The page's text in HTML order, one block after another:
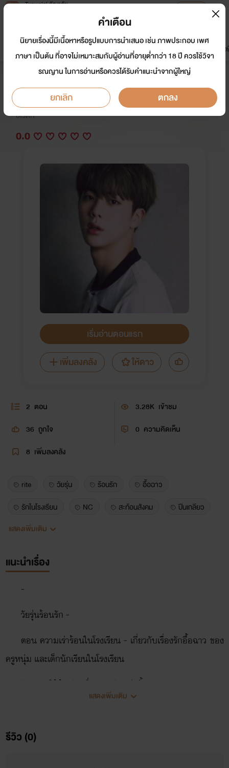
Tunwalai ธัญวลัย
หน้าแรก นิยาย อีบุ๊ก การ์ตูน
มาใหม่
ดรีมแชท ธัญลิสต์
วัย(รุ่น)ร้อนรัก
นักเขียน: RiteRiCha_ริชา
อีโรติก
0.0
เริ่มอ่านตอนแรก
เพิ่มลงคลัง
ให้ดาว
2 ตอน 3.28K เข้าชม
36 ถูกใจ 0 ความคิดเห็น
8 เพิ่มลงคลัง
rite วัยรุ่น ร้อนรัก
อื้อฉาว
รักในโรงเรียน
NC สะท้อนสังคม
ปีนเกลียว
ข้ามรุ่น
แสดงเพิ่มเติม
แนะนำเรื่อง
-
วัยรุ่นร้อนรัก -
ตอน ความเร่าร้อนในโรงเรียน - เกี่ยวกับเรื่องรักอื้อฉาว ของ
ครูหนุ่ม และเด็กนักเรียนในโรงเรียน
อิมเมจ (ใช้อ้างอิงเพื่อความฟินเท่านั้น)
แสดงเพิ่มเติม
รีวิว (0)
คำเตือน
นิยายเรื่องนี้มีเนื้อหาหรือรูปแบบการนำเสนอ เช่น ภาพประกอบ เพศ
ภาษา เป็นต้น ที่อาจไม่เหมาะสมกับผู้อ่านที่อายุต่ำกว่า 18 ปี ควรใช้วิจา
รณญาน ในการอ่านหรือควรได้รับคำแนะนำจากผู้ใหญ่
ยกเลิก ตกลง